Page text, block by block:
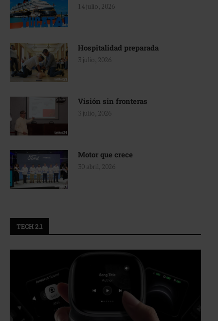
14 julio, 2026
Hospitalidad preparada
3 julio, 2026
Visión sin fronteras
3 julio, 2026
Motor que crece
30 abril, 2026
TECH 2.1